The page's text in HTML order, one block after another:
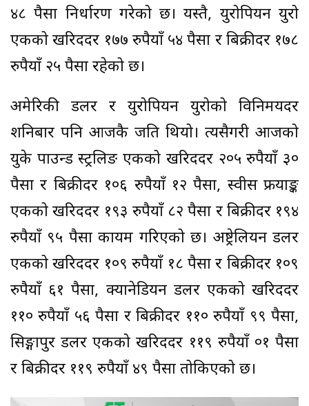
४८ पैसा निर्धारण गरेको छ। यस्तै, युरोपियन युरो
एकको खरिददर १७७ रुपैयाँ ५४ पैसा र बिक्रीदर १७८
रुपैयाँ २५ पैसा रहेको छ।
अमेरिकी डलर र युरोपियन युरोको विनिमयदर
शनिबार पनि आजकै जति थियो। त्यसैगरी आजको
युके पाउन्ड स्ट्रलिङ एकको खरिददर २०५ रुपैयाँ ३०
पैसा र बिक्रीदर १०६ रुपैयाँ १२ पैसा, स्वीस फ्रयाङ्क
एकको खरिददर १९३ रुपैयाँ ८२ पैसा र बिक्रीदर १९४
रुपैयाँ ९५ पैसा कायम गरिएको छ। अष्ट्रेलियन डलर
एकको खरिददर १०९ रुपैयाँ १८ पैसा र बिक्रीदर १०९
रुपैयाँ ६१ पैसा, क्यानेडियन डलर एकको खरिददर
११० रुपैयाँ ५६ पैसा र बिक्रीदर ११० रुपैयाँ ९९ पैसा,
सिङ्गापुर डलर एकको खरिददर ११९ रुपैयाँ ०१ पैसा
र बिक्रीदर ११९ रुपैयाँ ४९ पैसा तोकिएको छ।